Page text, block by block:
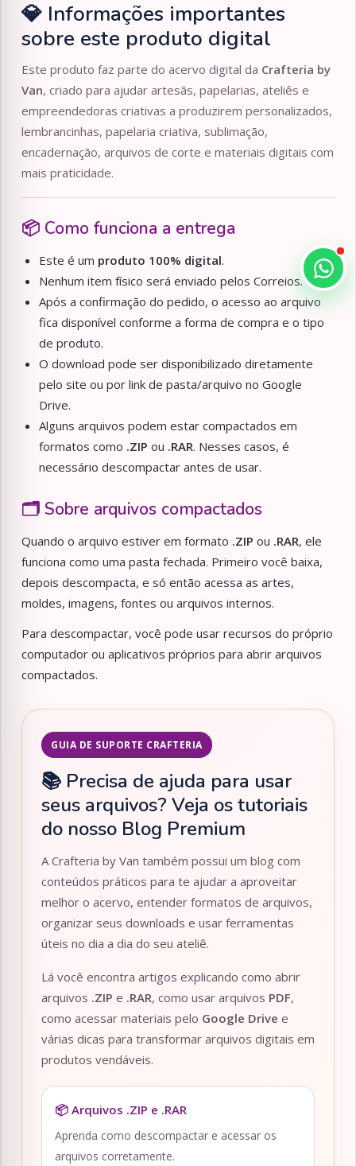
💎 Informações importantes
sobre este produto digital
Este produto faz parte do acervo digital da Crafteria by
Van, criado para ajudar artesãs, papelarias, ateliês e
empreendedoras criativas a produzirem personalizados,
lembrancinhas, papelaria criativa, sublimação,
encadernação, arquivos de corte e materiais digitais com
mais praticidade.
📦 Como funciona a entrega
Este é um produto 100% digital.
Nenhum item físico será enviado pelos Correios.
Após a confirmação do pedido, o acesso ao arquivo
fica disponível conforme a forma de compra e o tipo
de produto.
O download pode ser disponibilizado diretamente
pelo site ou por link de pasta/arquivo no Google
Drive.
Alguns arquivos podem estar compactados em
formatos como .ZIP ou .RAR. Nesses casos, é
necessário descompactar antes de usar.
🗂️ Sobre arquivos compactados
Quando o arquivo estiver em formato .ZIP ou .RAR, ele
funciona como uma pasta fechada. Primeiro você baixa,
depois descompacta, e só então acessa as artes,
moldes, imagens, fontes ou arquivos internos.
Para descompactar, você pode usar recursos do próprio
computador ou aplicativos próprios para abrir arquivos
compactados.
GUIA DE SUPORTE CRAFTERIA
📚 Precisa de ajuda para usar
seus arquivos? Veja os tutoriais
do nosso Blog Premium
A Crafteria by Van também possui um blog com
conteúdos práticos para te ajudar a aproveitar
melhor o acervo, entender formatos de arquivos,
organizar seus downloads e usar ferramentas
úteis no dia a dia do seu ateliê.
Lá você encontra artigos explicando como abrir
arquivos .ZIP e .RAR, como usar arquivos PDF,
como acessar materiais pelo Google Drive e
várias dicas para transformar arquivos digitais em
produtos vendáveis.
📦 Arquivos .ZIP e .RAR
Aprenda como descompactar e acessar os
arquivos corretamente.